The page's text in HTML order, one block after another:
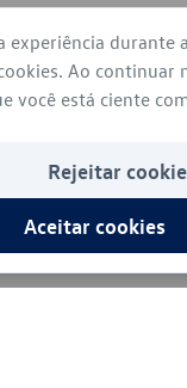
experiência durante
Ao continuar
você está ciente
Rejeitar
Aceitar cookies